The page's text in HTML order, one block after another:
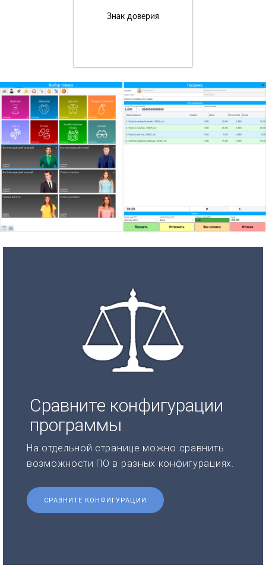
Знак доверия
Сравните конфигурации
программы
На отдельной странице можно сравнить
возможности ПО в разных конфигурациях.
СРАВНИТЕ КОНФИГУРАЦИИ